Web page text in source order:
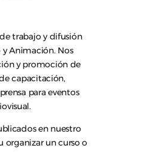
trabajo y difusión
Animación. Nos
y promoción de
capacitación,
para eventos
en nuestro
organizar un curso o